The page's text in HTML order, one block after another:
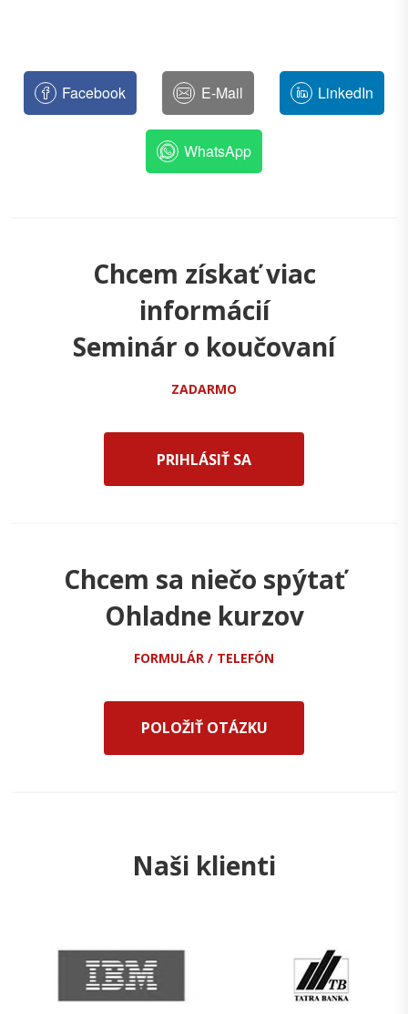
Facebook E-Mail LinkedIn
WhatsApp
Chcem získať viac
informácií
Seminár o koučovaní
ZADARMO
PRIHLÁSIŤ SA
Chcem sa niečo spýtať
Ohladne kurzov
FORMULÁR / TELEFÓN
POLOŽIŤ OTÁZKU
Naši klienti